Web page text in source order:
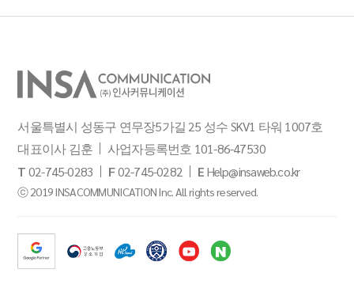
서울특별시 성동구 연무장5가길 25 성수 SKV1 타워 1007호
대표이사 김훈
사업자등록번호 101-86-47530
T02-745-0283 F02-745-0282 EHelp@insaweb.co.kr
ⓒ 2019 INSACOMMUNICATION Inc. All rights reserved.